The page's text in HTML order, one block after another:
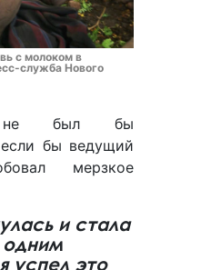
с молоком в
служба Нового
не был бы
бы ведущий
мерзкое
и стала
успел это